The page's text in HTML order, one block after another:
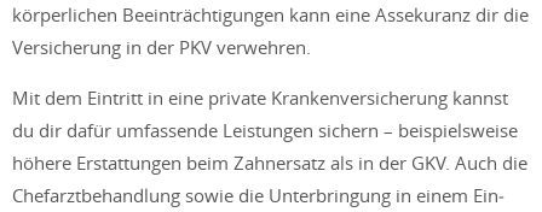
körperlichen Beeinträchtigungen kann eine Assekuranz dir die
Versicherung in der PKV verwehren.
Mit dem Eintritt in eine private Krankenversicherung kannst
du dir dafür umfassende Leistungen sichern – beispielsweise
höhere Erstattungen beim Zahnersatz als in der GKV. Auch die
Chefarztbehandlung sowie die Unterbringung in einem Ein‑